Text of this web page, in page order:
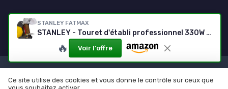
STANLEY FATMAX
STANLEY - Touret d'établi professionnel 330W Touret à meuler Ø150mm Base en fonte anti basculement
🔥 Voir l'offre
Outils De Bricolage
© Outils De Bricolage 2026
Ce site utilise des cookies et vous donne le contrôle sur ceux que